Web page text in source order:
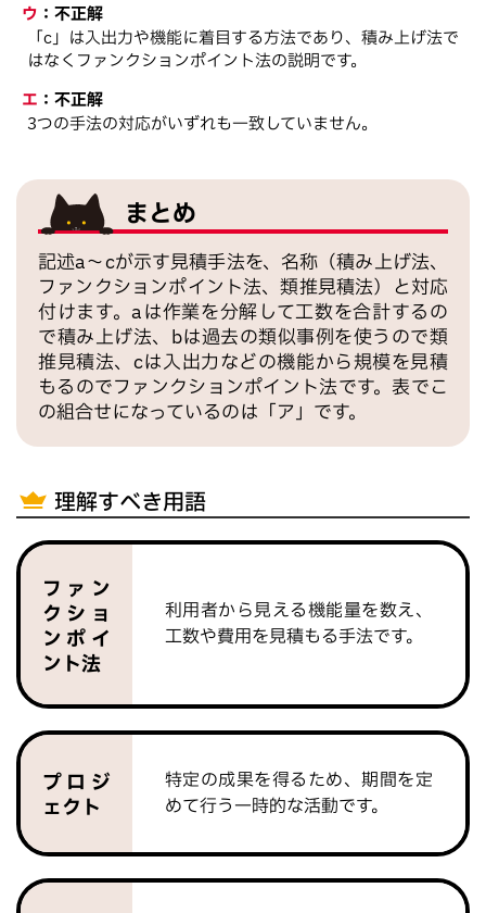
ウ ： 不正解
「c」は入出力や機能に着目する方法であり、積み上げ法で
はなくファンクションポイント法の説明です。
エ ： 不正解
3つの手法の対応がいずれも一致していません。
まとめ
記述a～cが示す見積手法を、名称（積み上げ法、
ファンクションポイント法、類推見積法）と対応
付けます。aは作業を分解して工数を合計するの
で積み上げ法、bは過去の類似事例を使うので類
推見積法、cは入出力などの機能から規模を見積
もるのでファンクションポイント法です。表でこ
の組合せになっているのは「ア」です。
理解すべき用語
ファン
クショ
ンポイ
ント法
利用者から見える機能量を数え、
工数や費用を見積もる手法です。
プロジ
ェクト
特定の成果を得るため、期間を定
めて行う一時的な活動です。